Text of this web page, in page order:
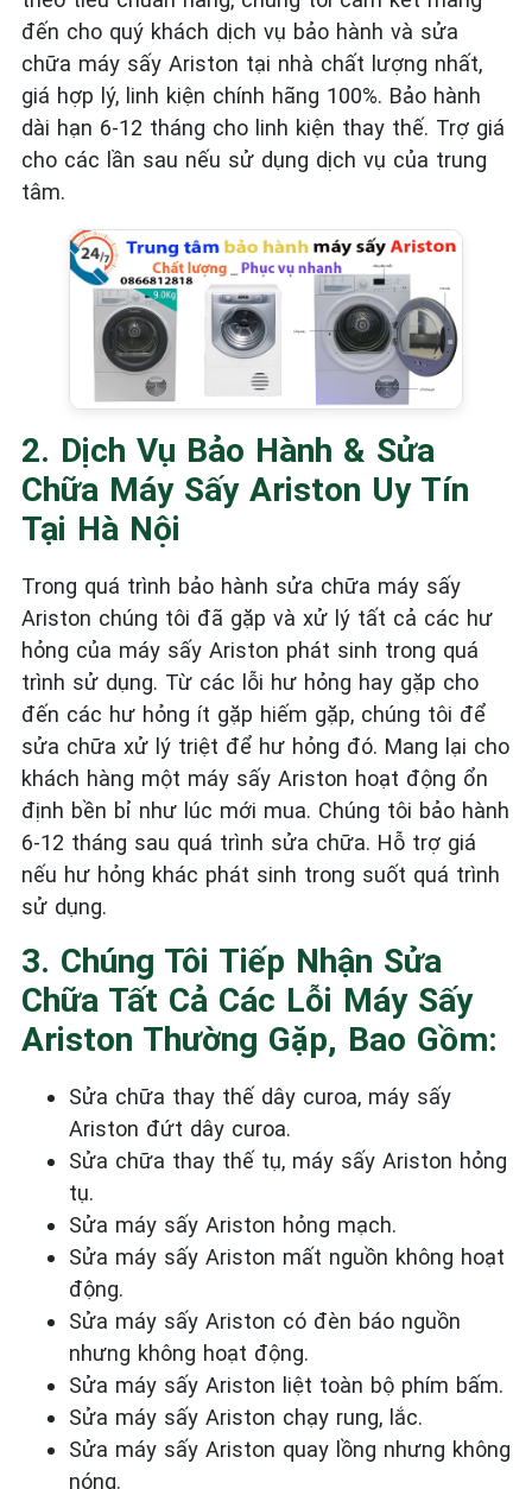
đến cho quý khách dịch vụ bảo hành và sửa
chữa máy sấy Ariston tại nhà chất lượng nhất,
giá hợp lý, linh kiện chính hãng 100%. Bảo hành
dài hạn 6-12 tháng cho linh kiện thay thế. Trợ giá
cho các lần sau nếu sử dụng dịch vụ của trung
tâm.
2. Dịch Vụ Bảo Hành & Sửa
Chữa Máy Sấy Ariston Uy Tín
Tại Hà Nội
Trong quá trình bảo hành sửa chữa máy sấy
Ariston chúng tôi đã gặp và xử lý tất cả các hư
hỏng của máy sấy Ariston phát sinh trong quá
trình sử dụng. Từ các lỗi hư hỏng hay gặp cho
đến các hư hỏng ít gặp hiếm gặp, chúng tôi để
sửa chữa xử lý triệt để hư hỏng đó. Mang lại cho
khách hàng một máy sấy Ariston hoạt động ổn
định bền bỉ như lúc mới mua. Chúng tôi bảo hành
6-12 tháng sau quá trình sửa chữa. Hỗ trợ giá
nếu hư hỏng khác phát sinh trong suốt quá trình
sử dụng.
3. Chúng Tôi Tiếp Nhận Sửa
Chữa Tất Cả Các Lỗi Máy Sấy
Ariston Thường Gặp, Bao Gồm:
Sửa chữa thay thế dây curoa, máy sấy
Ariston đứt dây curoa.
Sửa chữa thay thế tụ, máy sấy Ariston hỏng
tụ.
Sửa máy sấy Ariston hỏng mạch.
Sửa máy sấy Ariston mất nguồn không hoạt
động.
Sửa máy sấy Ariston có đèn báo nguồn
nhưng không hoạt động.
Sửa máy sấy Ariston liệt toàn bộ phím bấm.
Sửa máy sấy Ariston chạy rung, lắc.
Sửa máy sấy Ariston quay lồng nhưng không
nóng.